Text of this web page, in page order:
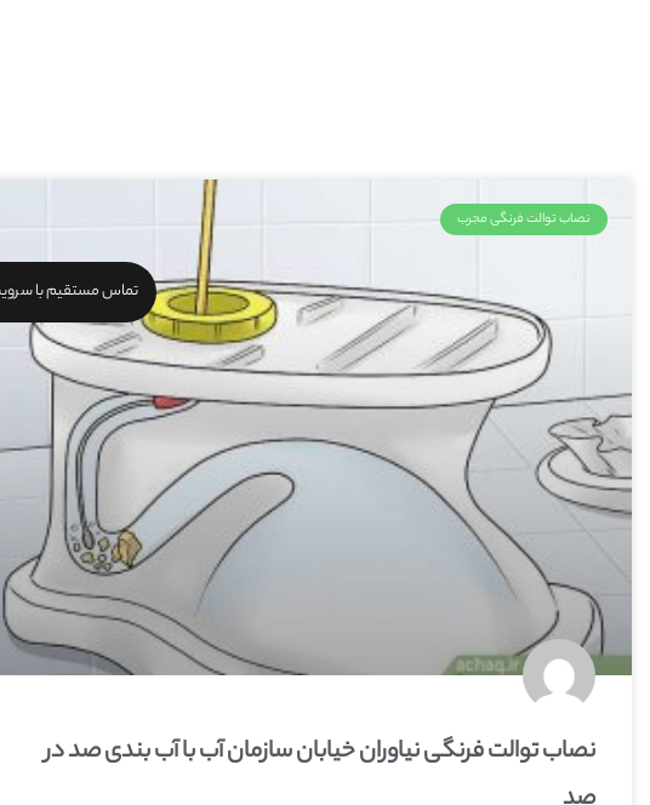
نصاب توالت فرنگی مجرب
نصاب توالت فرنگی نیاوران خیابان سازمان آب با آب بندی صد در
تماس مستقیم با سرویسکار :